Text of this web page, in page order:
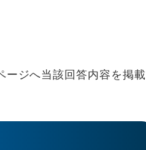
ジへ当該回答内容を掲載